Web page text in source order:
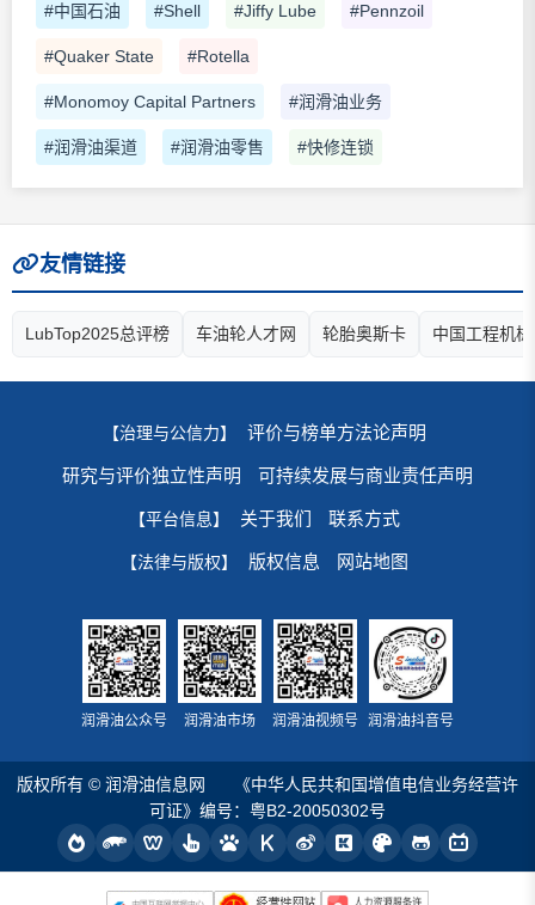
#中国石油 #Shell #Jiffy Lube #Pennzoil
#Quaker State #Rotella
#Monomoy Capital Partners #润滑油业务
#润滑油渠道 #润滑油零售 #快修连锁
友情链接
LubTop2025总评榜 车油轮人才网 轮胎奥斯卡 中国工程机
【治理与公信力】 评价与榜单方法论声明
研究与评价独立性声明 可持续发展与商业责任声明
【平台信息】 关于我们 联系方式
【法律与版权】 版权信息 网站地图
润滑油公众号 润滑油市场 润滑油视频号 润滑油抖音号
版权所有 © 润滑油信息网
《中华人民共和国增值电信业务经营许
可证》编号：粤B2-20050302号